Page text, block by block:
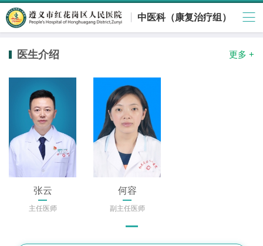
中医科（康复治疗组）
医生介绍 更多 +
张云
主任医师
何容
副主任医师